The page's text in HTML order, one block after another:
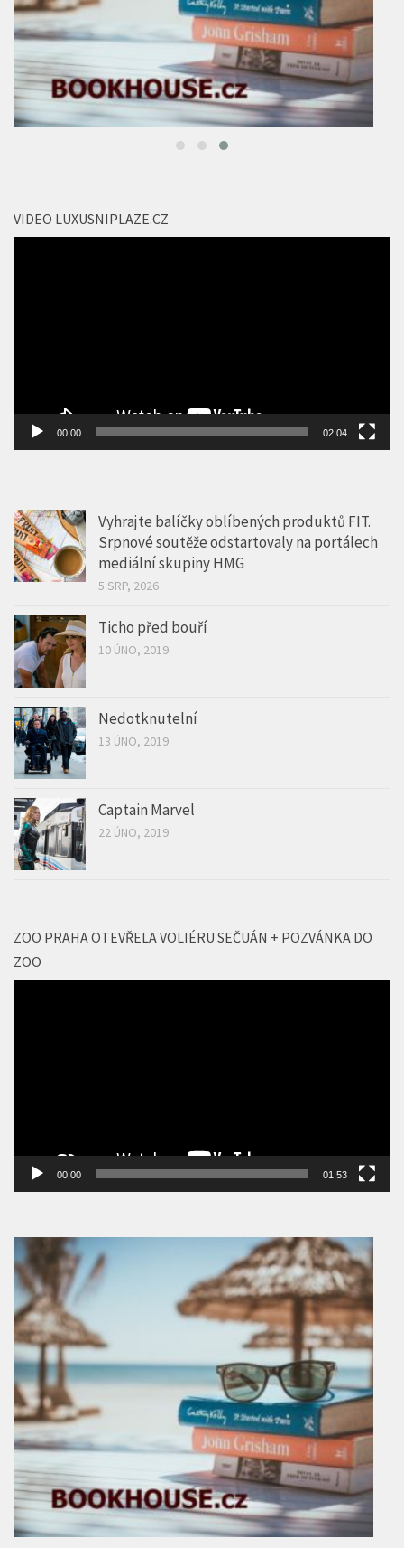
VIDEO LUXUSNIPLAZE.CZ
00:00 02:04
Vyhrajte balíčky oblíbených produktů FIT.
Srpnové soutěže odstartovaly na portálech
mediální skupiny HMG
5 SRP, 2026
Ticho před bouří
10 ÚNO, 2019
Nedotknutelní
13 ÚNO, 2019
Captain Marvel
22 ÚNO, 2019
ZOO PRAHA OTEVŘELA VOLIÉRU SEČUÁN + POZVÁNKA DO
ZOO
00:00 01:53